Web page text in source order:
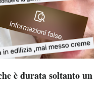
è durata soltanto un